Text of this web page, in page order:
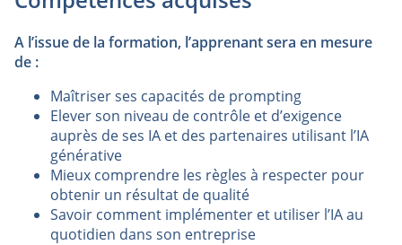
A l’issue de la formation, l’apprenant sera en mesure
de :
Maîtriser ses capacités de prompting
Elever son niveau de contrôle et d’exigence
auprès de ses IA et des partenaires utilisant l’IA
générative
Mieux comprendre les règles à respecter pour
obtenir un résultat de qualité
Savoir comment implémenter et utiliser l’IA au
quotidien dans son entreprise